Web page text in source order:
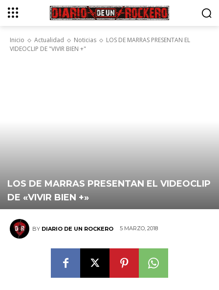
Inicio Actualidad Noticias
LOS DE MARRAS PRESENTAN EL
VIDEOCLIP DE "VIVIR BIEN +"
LOS DE MARRAS PRESENTAN EL VIDEOCLIP
DE «VIVIR BIEN +»
BY DIARIO DE UN ROCKERO 5 MARZO, 2018